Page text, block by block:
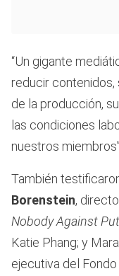
“Un gigante
reducir
de la producción,
las condiciones
nuestros
También
Borenstein,
Nobody Against
Katie Phang; y
ejecutiva del